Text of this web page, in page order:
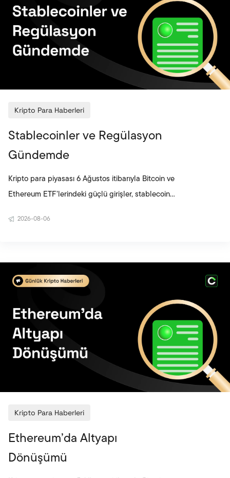
Kripto Para Haberleri
Stablecoinler ve Regülasyon
Gündemde
Kripto para piyasası 6 Ağustos itibarıyla Bitcoin ve
Ethereum ETF’lerindeki güçlü girişler, stablecoin
merkezi denetime bağlı bir yapıya doğru ilerlediğini
kuruluşlarını doğrulayıcı olarak dahil etmesi
2026-08-06
Kripto Para Haberleri
Ethereum’da Altyapı
Dönüşümü